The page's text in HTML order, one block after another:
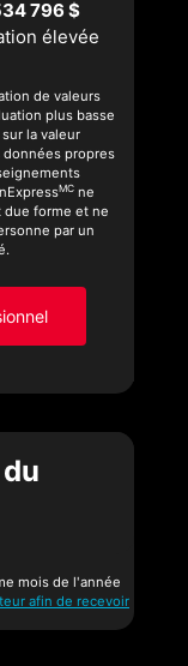
796 $
élevée
de valeurs
plus basse
la valeur
données propres
MCne
forme et ne
par un
mois de l'année
afin de recevoir